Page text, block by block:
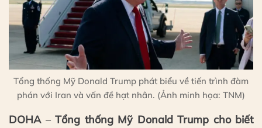
Tổng thống Mỹ Donald Trump phát biểu về tiến trình đàm
phán với Iran và vấn đề hạt nhân. (Ảnh minh họa: TNM)
DOHA– Tổng thống Mỹ Donald Trump cho biết